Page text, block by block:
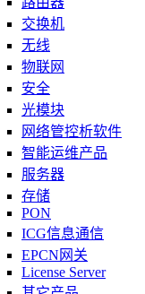
交换机
无线
物联网
安全
光模块
网络管控析软件
智能运维产品
服务器
存储
PON
ICG信息通信
EPCN网关
License Server